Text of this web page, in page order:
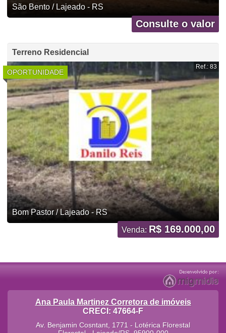
São Bento / Lajeado - RS
Consulte o valor
Terreno Residencial
OPORTUNIDADE
Ref.: 83
Bom Pastor / Lajeado - RS
Venda: R$ 169.000,00
Ana Paula Martinez Corretora de imóveis
CRECI: 47664-F
Av. Benjamin Cosntant, 1771 - Lotérica Florestal